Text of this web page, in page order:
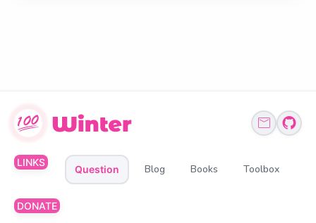
LINKS
Question Blog Books Toolbox
DONATE